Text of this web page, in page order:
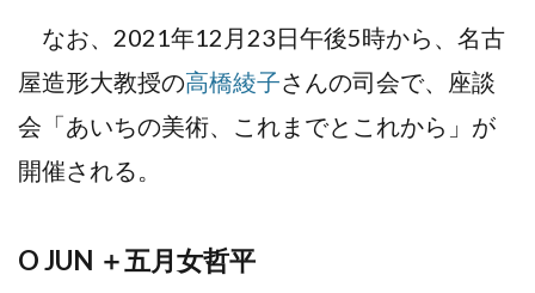
なお、2021年12月23日午後5時から、名古
屋造形大教授の高橋綾子さんの司会で、座談
会「あいちの美術、これまでとこれから」が
開催される。
O JUN ＋五月女哲平